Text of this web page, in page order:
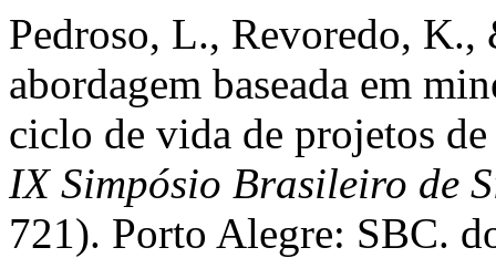
Pedroso, L., Revoredo,
abordagem baseada em
ciclo de vida de projetos
IX Simpósio Brasileiro de
721). Porto Alegre: SBC.